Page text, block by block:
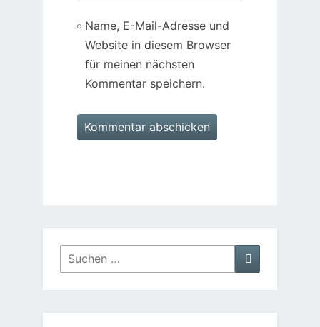
Name, E-Mail-Adresse und
Website in diesem Browser
für meinen nächsten
Kommentar speichern.
Suchen
nach:
Suchen